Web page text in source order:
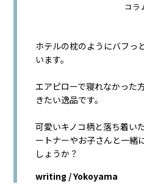
コラ
ホテルの枕のようにバフっ
います。
エアピローで寝れなかった
きたい逸品です。
可愛いキノコ柄と落ち着い
ートナーやお子さんと一緒
しょうか？
writing / Yokoyama